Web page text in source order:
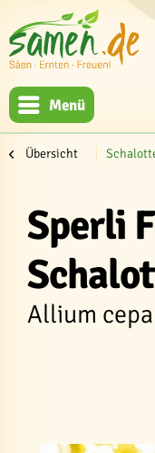
Menü
Übersicht
Sperli
Allium